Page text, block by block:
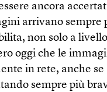
ancora
arrivano sempre
non solo a
oggi che le
in rete, anche
sempre più